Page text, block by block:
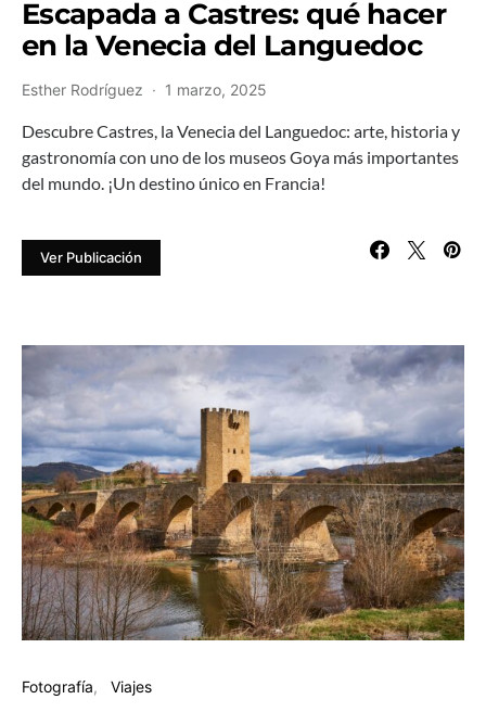
Escapada a Castres: qué hacer
en la Venecia del Languedoc
Esther Rodríguez 1 marzo, 2025
Descubre Castres, la Venecia del Languedoc: arte, historia y
gastronomía con uno de los museos Goya más importantes
del mundo. ¡Un destino único en Francia!
Ver Publicación
Fotografía Viajes